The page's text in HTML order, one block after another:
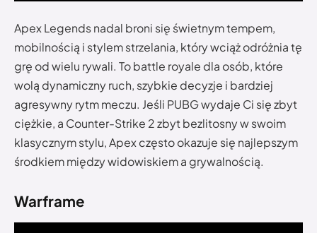
Apex Legends nadal broni się świetnym tempem,
mobilnością i stylem strzelania, który wciąż odróżnia tę
grę od wielu rywali. To battle royale dla osób, które
wolą dynamiczny ruch, szybkie decyzje i bardziej
agresywny rytm meczu. Jeśli PUBG wydaje Ci się zbyt
ciężkie, a Counter-Strike 2 zbyt bezlitosny w swoim
klasycznym stylu, Apex często okazuje się najlepszym
środkiem między widowiskiem a grywalnością.
Warframe